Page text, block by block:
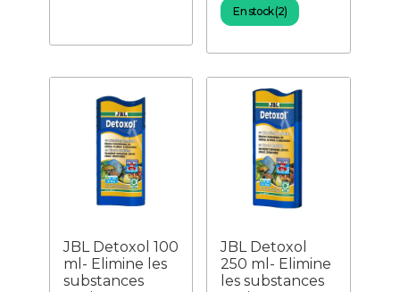
En stock (2)
JBL Detoxol 100
ml- Elimine les
substances
JBL Detoxol
250 ml- Elimine
les substances